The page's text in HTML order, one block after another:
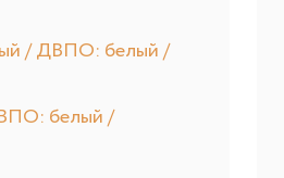
/ ДВПО: белый /
белый /